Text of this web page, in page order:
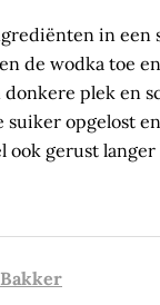
in een
de wodka toe
plek en
suiker opgelost
ook gerust